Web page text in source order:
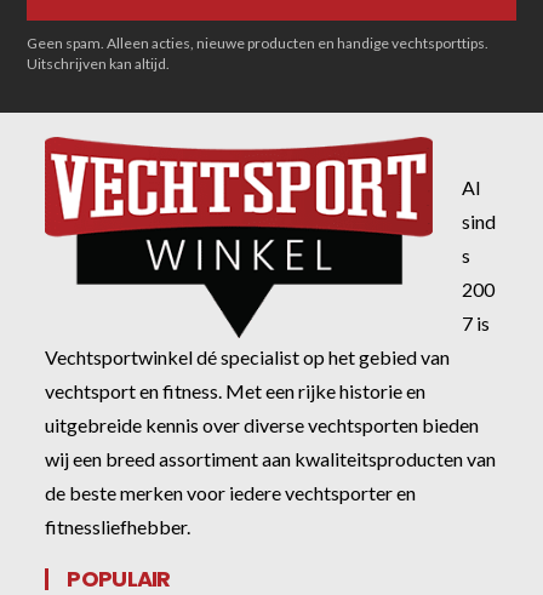
Geen spam. Alleen acties, nieuwe producten en handige vechtsporttips.
Uitschrijven kan altijd.
Al
sind
s
200
7 is
Vechtsportwinkel dé specialist op het gebied van
vechtsport en fitness. Met een rijke historie en
uitgebreide kennis over diverse vechtsporten bieden
wij een breed assortiment aan kwaliteitsproducten van
de beste merken voor iedere vechtsporter en
fitnessliefhebber.
POPULAIR